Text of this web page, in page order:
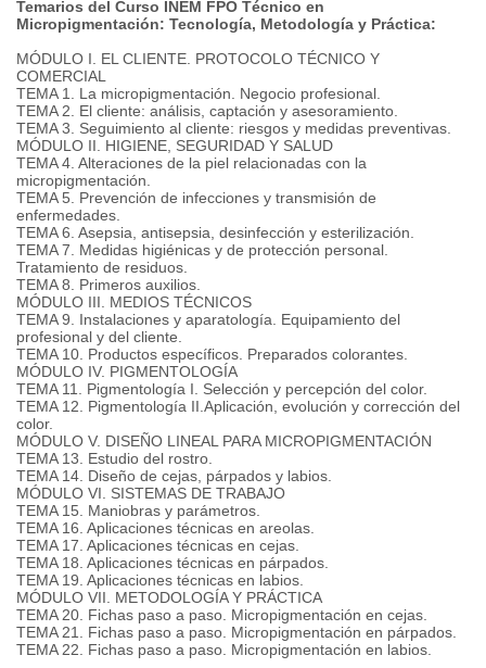
Temarios del Curso INEM FPO Técnico en
Micropigmentación: Tecnología, Metodología y Práctica:
MÓDULO I. EL CLIENTE. PROTOCOLO TÉCNICO Y
COMERCIAL
TEMA 1. La micropigmentación. Negocio profesional.
TEMA 2. El cliente: análisis, captación y asesoramiento.
TEMA 3. Seguimiento al cliente: riesgos y medidas preventivas.
MÓDULO II. HIGIENE, SEGURIDAD Y SALUD
TEMA 4. Alteraciones de la piel relacionadas con la
micropigmentación.
TEMA 5. Prevención de infecciones y transmisión de
enfermedades.
TEMA 6. Asepsia, antisepsia, desinfección y esterilización.
TEMA 7. Medidas higiénicas y de protección personal.
Tratamiento de residuos.
TEMA 8. Primeros auxilios.
MÓDULO III. MEDIOS TÉCNICOS
TEMA 9. Instalaciones y aparatología. Equipamiento del
profesional y del cliente.
TEMA 10. Productos específicos. Preparados colorantes.
MÓDULO IV. PIGMENTOLOGÍA
TEMA 11. Pigmentología I. Selección y percepción del color.
TEMA 12. Pigmentología II. Aplicación, evolución y corrección del
color.
MÓDULO V. DISEÑO LINEAL PARA MICROPIGMENTACIÓN
TEMA 13. Estudio del rostro.
TEMA 14. Diseño de cejas, párpados y labios.
MÓDULO VI. SISTEMAS DE TRABAJO
TEMA 15. Maniobras y parámetros.
TEMA 16. Aplicaciones técnicas en areolas.
TEMA 17. Aplicaciones técnicas en cejas.
TEMA 18. Aplicaciones técnicas en párpados.
TEMA 19. Aplicaciones técnicas en labios.
MÓDULO VII. METODOLOGÍA Y PRÁCTICA
TEMA 20. Fichas paso a paso. Micropigmentación en cejas.
TEMA 21. Fichas paso a paso. Micropigmentación en párpados.
TEMA 22. Fichas paso a paso. Micropigmentación en labios.